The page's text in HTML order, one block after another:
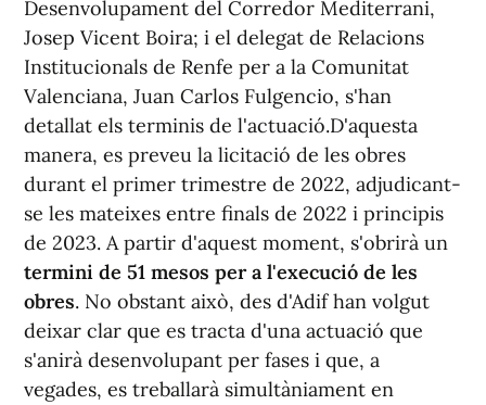
Desenvolupament del Corredor Mediterrani,
Josep Vicent Boira; i el delegat de Relacions
Institucionals de Renfe per a la Comunitat
Valenciana, Juan Carlos Fulgencio, s'han
detallat els terminis de l'actuació.D'aquesta
manera, es preveu la licitació de les obres
durant el primer trimestre de 2022, adjudicant-
se les mateixes entre finals de 2022 i principis
de 2023. A partir d'aquest moment, s'obrirà un
termini de 51 mesos per a l'execució de les
obres. No obstant això, des d'Adif han volgut
deixar clar que es tracta d'una actuació que
s'anirà desenvolupant per fases i que, a
vegades, es treballarà simultàniament en